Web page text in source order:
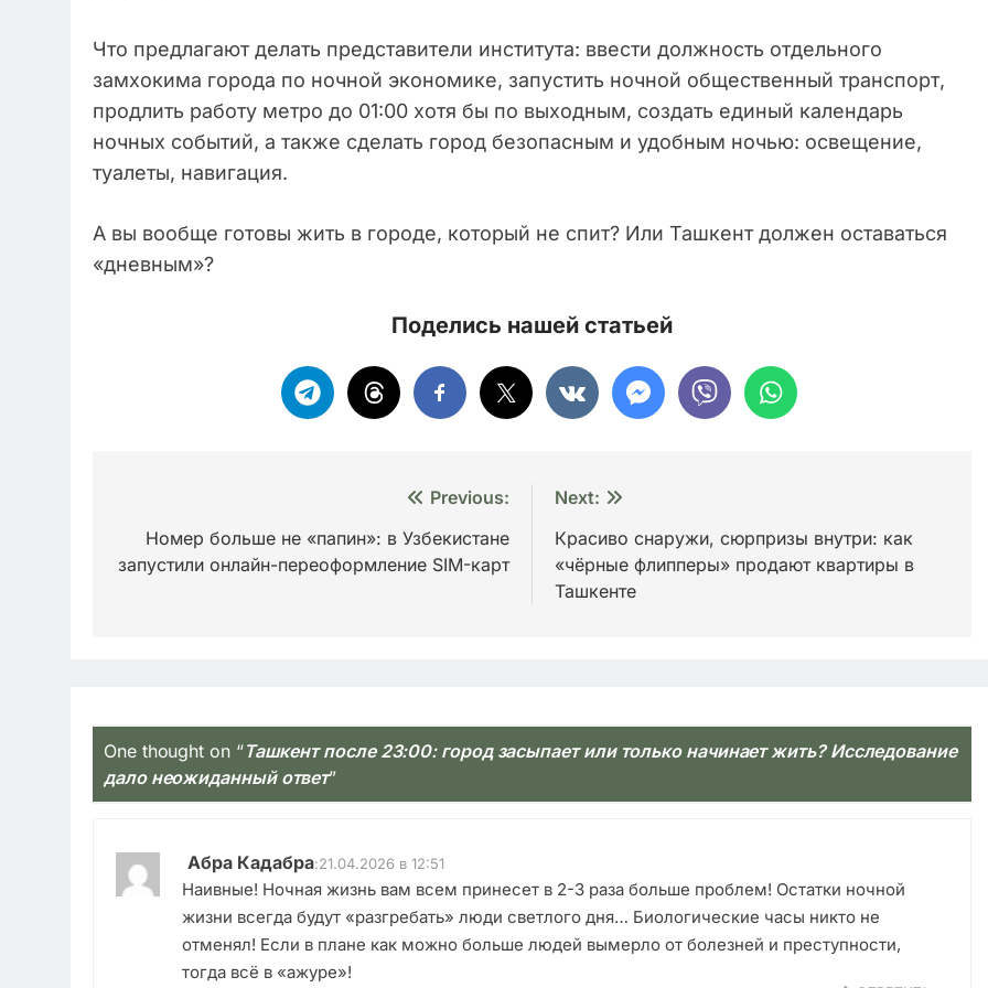
Что предлагают делать представители института: ввести должность отдельного
замхокима города по ночной экономике, запустить ночной общественный транспорт,
продлить работу метро до 01:00 хотя бы по выходным, создать единый календарь
ночных событий, а также сделать город безопасным и удобным ночью: освещение,
туалеты, навигация.
А вы вообще готовы жить в городе, который не спит? Или Ташкент должен оставаться
«дневным»?
Поделись нашей статьей
записям
Previous:
Номер больше не «папин»: в Узбекистане
запустили онлайн-переоформление SIM-карт
Next:
Красиво снаружи, сюрпризы внутри: как
«чёрные флипперы» продают квартиры в
Ташкенте
One thought on “Ташкент после 23:00: город засыпает или только начинает жить? Исследование
дало неожиданный ответ”
Абра Кадабра:21.04.2026 в 12:51
Наивные! Ночная жизнь вам всем принесет в 2-3 раза больше проблем! Остатки ночной
жизни всегда будут «разгребать» люди светлого дня… Биологические часы никто не
отменял! Если в плане как можно больше людей вымерло от болезней и преступности,
тогда всё в «ажуре»!